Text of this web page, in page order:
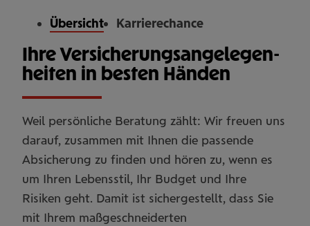
Übersicht Karrierechance
Ihre Versicherungs­angelegen­
heiten in besten Händen
Weil persönliche Beratung zählt: Wir freuen uns
darauf, zusammen mit Ihnen die passende
Absicherung zu finden und hören zu, wenn es
um Ihren Lebensstil, Ihr Budget und Ihre
Risiken geht. Damit ist sichergestellt, dass Sie
mit Ihrem maßgeschneiderten